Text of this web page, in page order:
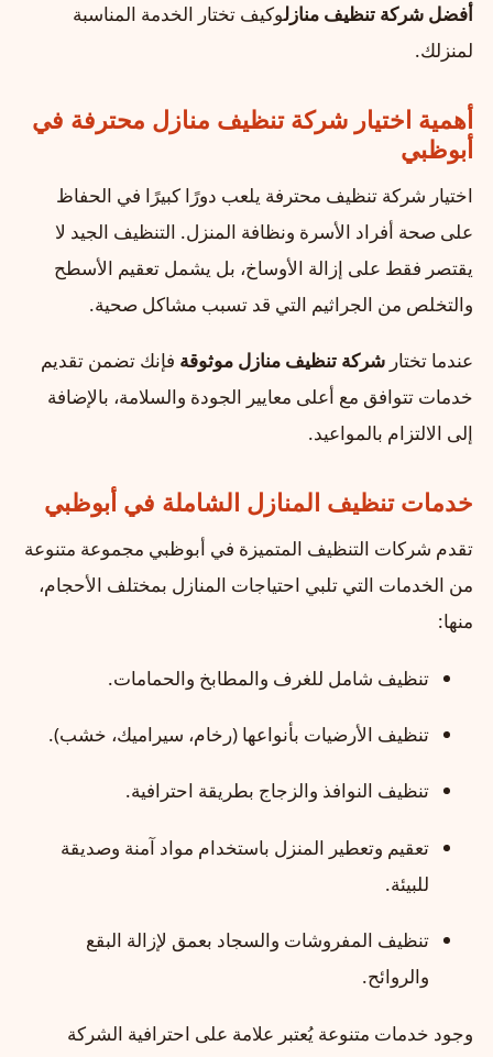
أفضل شركة تنظيف منازلوكيف تختار الخدمة المناسبة
لمنزلك.
أهمية اختيار شركة تنظيف منازل محترفة في
أبوظبي
اختيار شركة تنظيف محترفة يلعب دورًا كبيرًا في الحفاظ
على صحة أفراد الأسرة ونظافة المنزل. التنظيف الجيد لا
يقتصر فقط على إزالة الأوساخ، بل يشمل تعقيم الأسطح
والتخلص من الجراثيم التي قد تسبب مشاكل صحية.
عندما تختار شركة تنظيف منازل موثوقة فإنك تضمن تقديم
خدمات تتوافق مع أعلى معايير الجودة والسلامة، بالإضافة
إلى الالتزام بالمواعيد.
خدمات تنظيف المنازل الشاملة في أبوظبي
تقدم شركات التنظيف المتميزة في أبوظبي مجموعة متنوعة
من الخدمات التي تلبي احتياجات المنازل بمختلف الأحجام،
منها:
تنظيف شامل للغرف والمطابخ والحمامات.
تنظيف الأرضيات بأنواعها (رخام، سيراميك، خشب).
تنظيف النوافذ والزجاج بطريقة احترافية.
تعقيم وتعطير المنزل باستخدام مواد آمنة وصديقة
للبيئة.
تنظيف المفروشات والسجاد بعمق لإزالة البقع
والروائح.
وجود خدمات متنوعة يُعتبر علامة على احترافية الشركة